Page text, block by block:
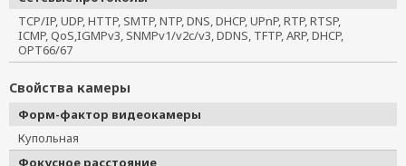
VPort P06-1MP-M12-MIC-CAM42-T
VPort P06-1MP-M12-MIC-CAM60
VPort 06-2L80M-CT
VPort P06-1MP-M12-MIC-CAM60-T
VPort 06-2L80M-CT-T
VPort P06-2L36M-CT
TCP/IP, UDP, HTTP, SMTP, NTP, DNS, DHCP, UPnP, RTP, RTSP,
ICMP, QoS,IGMPv3, SNMPv1/v2c/v3, DDNS, TFTP, ARP, DHCP,
OPT66/67
Свойства камеры
Форм-фактор видеокамеры
Купольная
Фокусное расстояние